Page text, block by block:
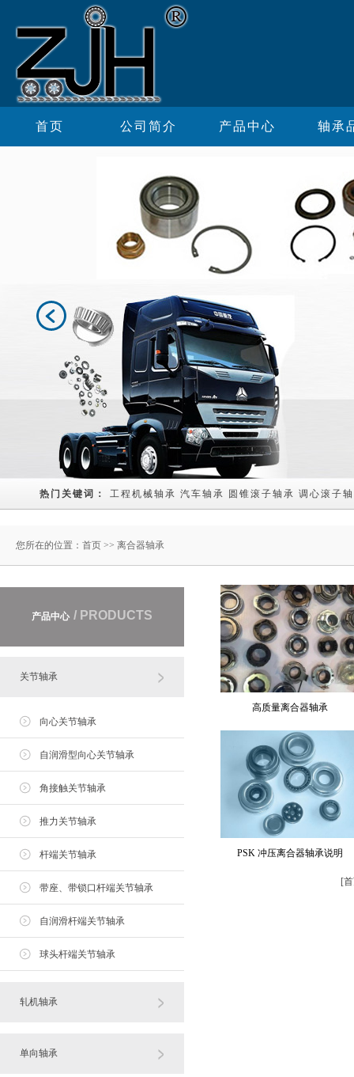
首页 公司简介 产品中心 轴承
热门关键词： 工程机械轴承 汽车轴承 圆锥滚子轴承 调心滚子
您所在的位置： 首页 >> 离合器轴承
产品中心 / PRODUCTS
关节轴承
向心关节轴承
自润滑型向心关节轴承
角接触关节轴承
推力关节轴承
杆端关节轴承
带座、带锁口杆端关节轴承
自润滑杆端关节轴承
球头杆端关节轴承
轧机轴承
单向轴承
高质量离合器轴承
PSK 冲压离合器轴承说明
[